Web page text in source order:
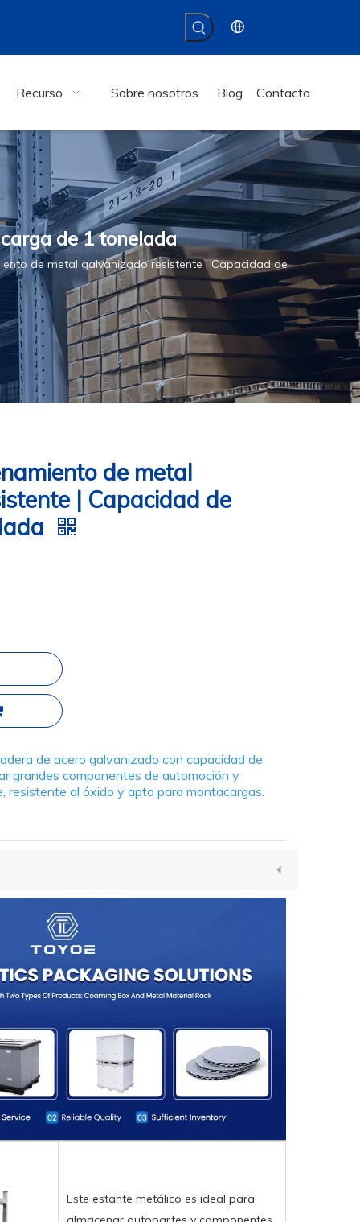
Recurso Sobre nosotros Blog Contacto
de 1 tonelada
de metal galvanizado resistente | Capacidad de
de metal
| Capacidad de
de acero galvanizado con capacidad de
grandes componentes de automoción y
resistente al óxido y apto para montacargas.
Este estante metálico es ideal para